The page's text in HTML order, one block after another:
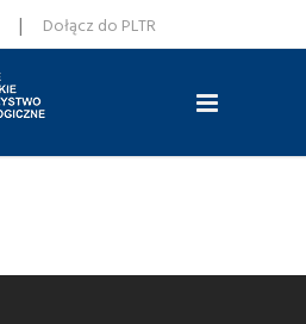
| Dołącz do PLTR